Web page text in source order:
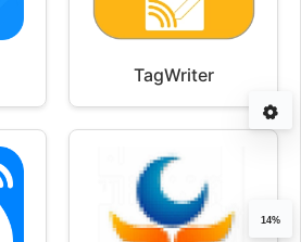
TagWriter
14%